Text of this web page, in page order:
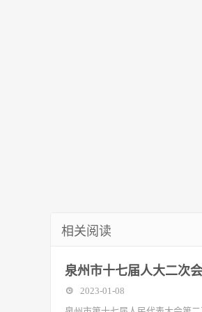
相关阅读
泉州市十七届人大二次
2023-01-08